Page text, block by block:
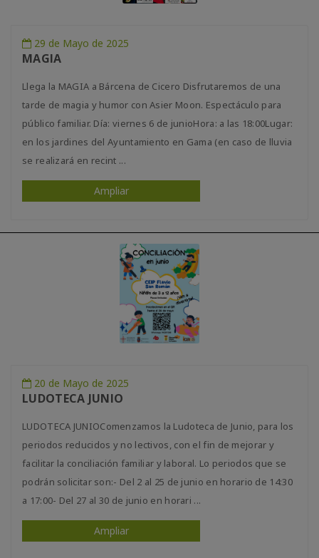
29 de Mayo de 2025
MAGIA
Llega la MAGIA a Bárcena de Cicero Disfrutaremos de una
tarde de magia y humor con Asier Moon. Espectáculo para
público familiar. Día: viernes 6 de junioHora: a las 18:00Lugar:
en los jardines del Ayuntamiento en Gama (en caso de lluvia
se realizará en recint ...
Ampliar
20 de Mayo de 2025
LUDOTECA JUNIO
LUDOTECA JUNIOComenzamos la Ludoteca de Junio, para los
periodos reducidos y no lectivos, con el fin de mejorar y
facilitar la conciliación familiar y laboral. Lo periodos que se
podrán solicitar son:- Del 2 al 25 de junio en horario de 14:30
a 17:00- Del 27 al 30 de junio en horari ...
Ampliar